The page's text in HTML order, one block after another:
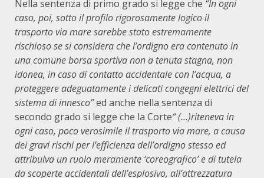
Nella sentenza di primo grado si legge che “In ogni
caso, poi, sotto il profilo rigorosamente logico il
trasporto via mare sarebbe stato estremamente
rischioso se si considera che l’ordigno era contenuto in
una comune borsa sportiva non a tenuta stagna, non
idonea, in caso di contatto accidentale con l’acqua, a
proteggere adeguatamente i delicati congegni elettrici del
sistema di innesco”ed anche nella sentenza di
secondo grado si legge che la Corte“ (…)riteneva in
ogni caso, poco verosimile il trasporto via mare, a causa
dei gravi rischi per l’efficienza dell’ordigno stesso ed
attribuiva un ruolo meramente ‘coreografico’ e di tutela
da scoperte accidentali dell’esplosivo, all’attrezzatura